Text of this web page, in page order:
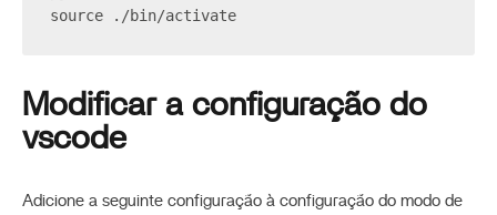
source ./bin/activate
Modificar a configuração do
vscode
Adicione a seguinte configuração à configuração do modo de